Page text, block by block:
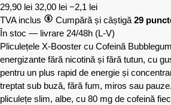
29,90 lei 32,00 lei −2,1 lei
TVA inclus
Cumpără și câștigă 29
În stoc — livrare 24/48h (L-V)
Pliculețele X-Booster cu Cofeină
energizante fără nicotină și fără tutun, cu
pentru un plus rapid de energie și
treptat sub buză, fără fum, miros sau
pliculețe slim, albe, cu 80 mg de cofeină